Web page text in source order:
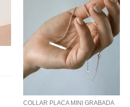
COLLAR PLACA MINI GRABADA